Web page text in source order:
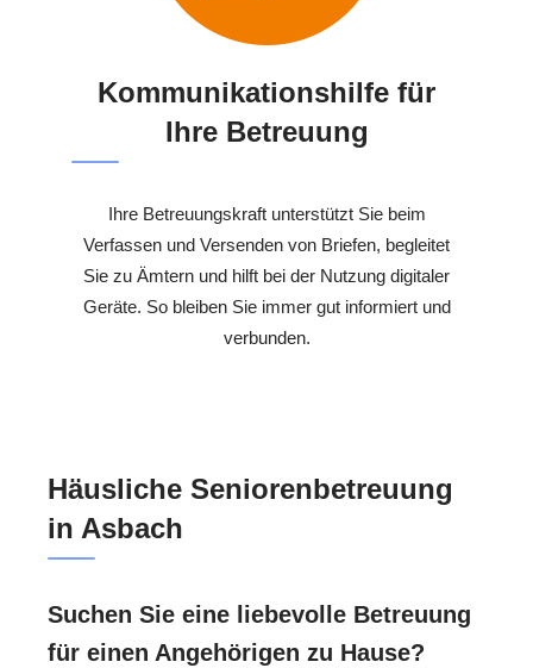
Kommunikationshilfe für
Ihre Betreuung
Ihre Betreuungskraft unterstützt Sie beim
Verfassen und Versenden von Briefen, begleitet
Sie zu Ämtern und hilft bei der Nutzung digitaler
Geräte. So bleiben Sie immer gut informiert und
verbunden.
Häusliche Seniorenbetreuung
in Asbach
Suchen Sie eine liebevolle Betreuung
für einen Angehörigen zu Hause?